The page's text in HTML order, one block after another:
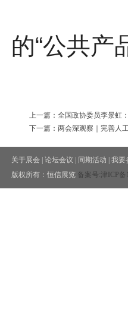
的“公共产
上一篇：全国政协委员李景虹
下一篇：两会深观察｜完善人
关于展会 论坛会议 同期活动 我要
版权所有：恒信展览 备案号:津ICP备